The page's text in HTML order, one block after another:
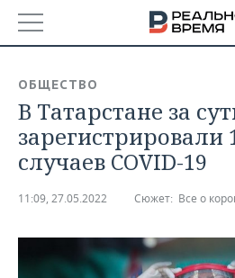
БАШКОРТОСТАН
ТАТАРСТАН
НОВОСТИ
АНАЛИТИКА
КОРОЛИ ГОСЗАКАЗА ПФО
ФИНАНСЫ
НОВОСТИ
НЕДВИЖИМОСТЬ
ОБЩЕСТВО
В Татарстане за
зарегистрировали
случаев COVID-19
11:09, 27.05.2022 Сюжет: Все о